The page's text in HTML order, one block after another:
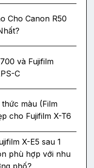
Cho Canon R50
và Fujifilm
C
màu (Film
cho Fujifilm X-T6
X-E5 sau 1
phù hợp với nhu
phố?